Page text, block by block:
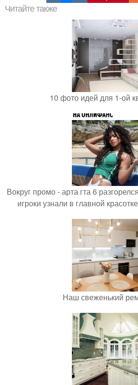
Читайте также
10 фото идей для 1-ой
Вокруг промо - арта гта 6
игроки узнали в главной
Наш свеженький